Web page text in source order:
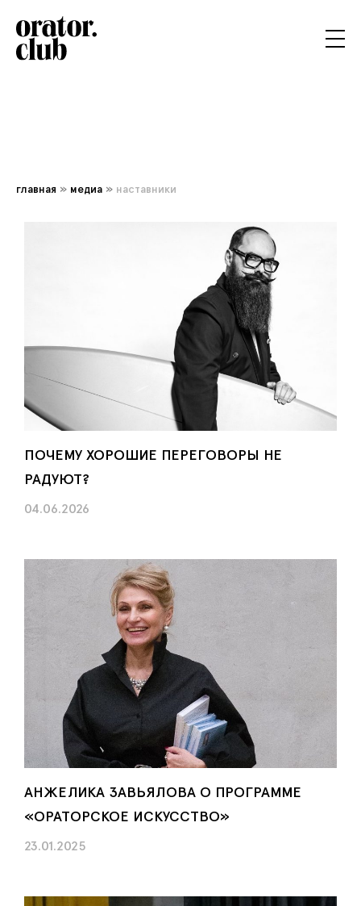
главная » медиа » наставники
ПОЧЕМУ ХОРОШИЕ ПЕРЕГОВОРЫ НЕ
РАДУЮТ?
04.06.2026
АНЖЕЛИКА ЗАВЬЯЛОВА О ПРОГРАММЕ
«ОРАТОРСКОЕ ИСКУССТВО»
23.01.2025